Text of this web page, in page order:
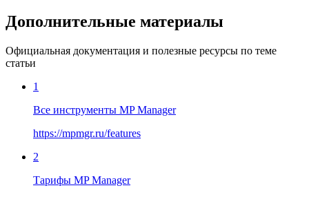
Дополнительные материалы
Официальная документация и полезные ресурсы по теме
статьи
1
Все инструменты MP Manager
https://mpmgr.ru/features
2
Тарифы MP Manager